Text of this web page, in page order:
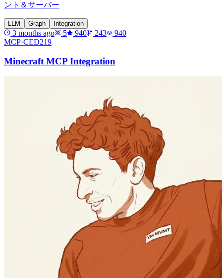
ント＆サーバー
LLM Graph Integration
3 months ago 5 940 243
940
MCP·CED219
Minecraft MCP Integration